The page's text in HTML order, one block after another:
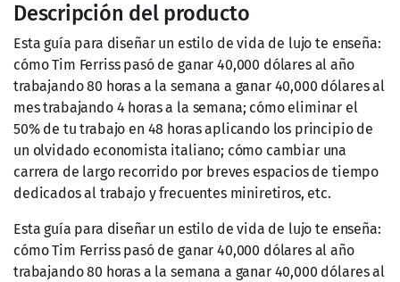
Descripción del producto
Esta guía para diseñar un estilo de vida de lujo te enseña:
cómo Tim Ferriss pasó de ganar 40,000 dólares al año
trabajando 80 horas a la semana a ganar 40,000 dólares al
mes trabajando 4 horas a la semana; cómo eliminar el
50% de tu trabajo en 48 horas aplicando los principio de
un olvidado economista italiano; cómo cambiar una
carrera de largo recorrido por breves espacios de tiempo
dedicados al trabajo y frecuentes miniretiros, etc.
Esta guía para diseñar un estilo de vida de lujo te enseña:
cómo Tim Ferriss pasó de ganar 40,000 dólares al año
trabajando 80 horas a la semana a ganar 40,000 dólares al